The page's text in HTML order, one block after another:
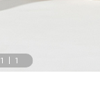
1 1